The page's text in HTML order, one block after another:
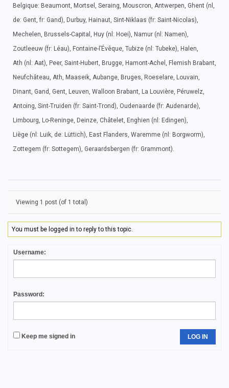
Belgique: Beaumont, Mortsel, Seraing, Mouscron, Antwerpen, Ghent (nl,
de: Gent, fr: Gand), Durbuy, Hainaut, Sint-Niklaas (fr: Saint-Nicolas),
Mechelen, Brussels-Capital, Huy (nl: Hoei), Namur (nl: Namen),
Zoutleeuw (fr: Léau), Fontaine-l’Évêque, Tubize (nl: Tubeke), Halen,
Ath (nl: Aat), Peer, Saint-Hubert, Brugge, Hamont-Achel, Flemish Brabant,
Neufchâteau, Ath, Maaseik, Aubange, Bruges, Roeselare, Louvain,
Dinant, Gand, Gent, Leuven, Walloon Brabant, La Louvière, Péruwelz,
Antoing, Sint-Truiden (fr: Saint-Trond), Oudenaarde (fr: Audenarde),
Limbourg, Lo-Reninge, Deinze, Châtelet, Enghien (nl: Edingen),
Liège (nl: Luik, de: Lüttich), East Flanders, Waremme (nl: Borgworm),
Zottegem (fr: Sottegem), Geraardsbergen (fr: Grammont).
Viewing 1 post (of 1 total)
You must be logged in to reply to this topic.
Username:
Password:
Keep me signed in LOG IN